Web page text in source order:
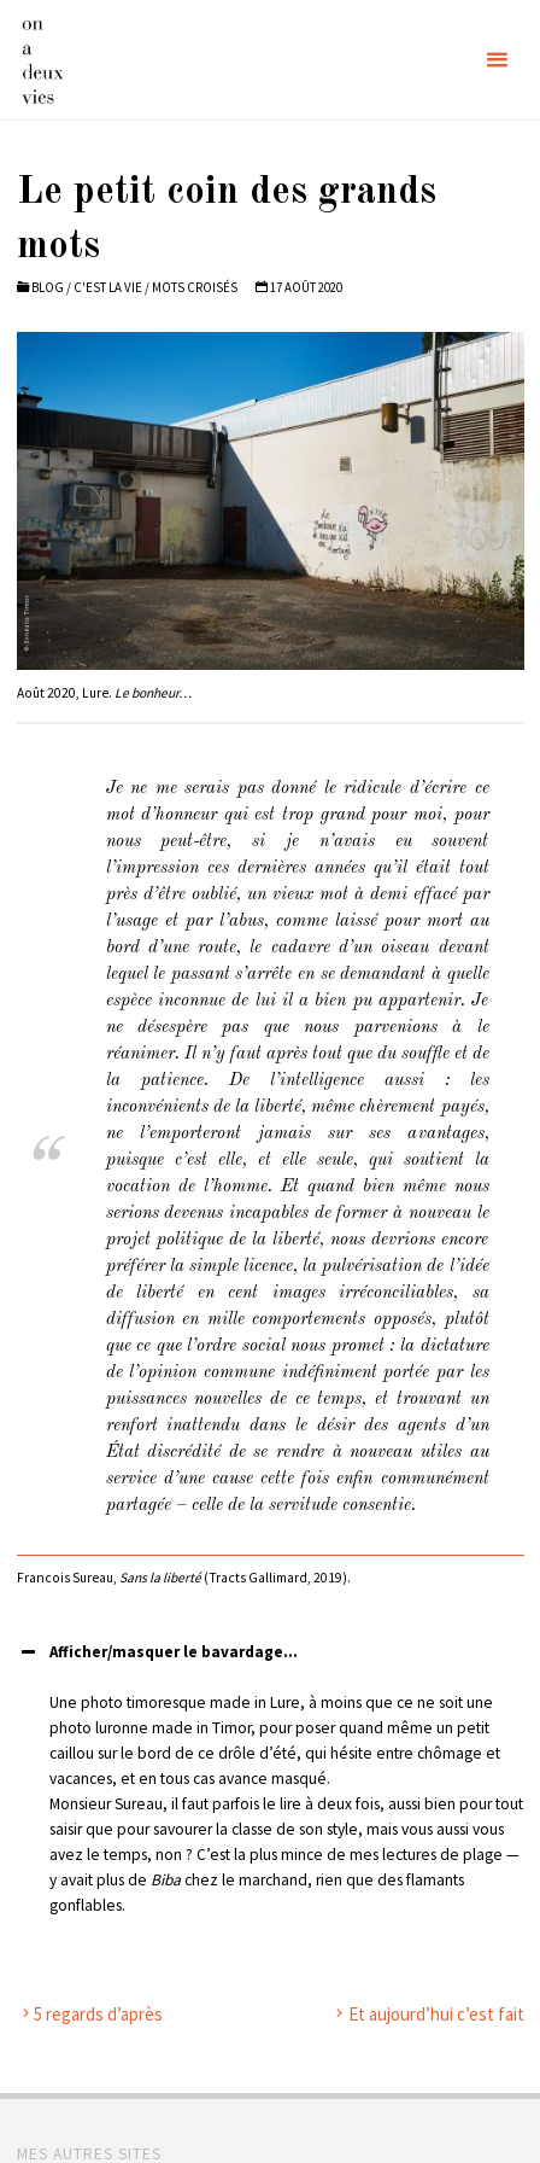
content
Le petit coin des grands
mots
BLOG / C'EST LA VIE / MOTS CROISÉS 17 AOÛT 2020
Août 2020, Lure. Le bonheur…
Je ne me serais pas donné le ridicule d’écrire ce
mot d’honneur qui est trop grand pour moi, pour
nous peut-être, si je n’avais eu souvent
l’impression ces dernières années qu’il était tout
près d’être oublié, un vieux mot à demi effacé par
l’usage et par l’abus, comme laissé pour mort au
bord d’une route, le cadavre d’un oiseau devant
lequel le passant s’arrête en se demandant à quelle
espèce inconnue de lui il a bien pu appartenir. Je
ne désespère pas que nous parvenions à le
réanimer. Il n’y faut après tout que du souffle et de
la patience. De l’intelligence aussi : les
inconvénients de la liberté, même chèrement payés,
ne l’emporteront jamais sur ses avantages,
puisque c’est elle, et elle seule, qui soutient la
vocation de l’homme. Et quand bien même nous
serions devenus incapables de former à nouveau le
projet politique de la liberté, nous devrions encore
préférer la simple licence, la pulvérisation de l’idée
de liberté en cent images irréconciliables, sa
diffusion en mille comportements opposés, plutôt
que ce que l’ordre social nous promet : la dictature
de l’opinion commune indéfiniment portée par les
puissances nouvelles de ce temps, et trouvant un
renfort inattendu dans le désir des agents d’un
État discrédité de se rendre à nouveau utiles au
service d’une cause cette fois enfin communément
partagée – celle de la servitude consentie.
Francois Sureau, Sans la liberté(Tracts Gallimard, 2019).
Afficher/masquer le bavardage...
Une photo timoresque made in Lure, à moins que ce ne soit une
photo luronne made in Timor, pour poser quand même un petit
caillou sur le bord de ce drôle d’été, qui hésite entre chômage et
vacances, et en tous cas avance masqué.
Monsieur Sureau, il faut parfois le lire à deux fois, aussi bien pour tout
saisir que pour savourer la classe de son style, mais vous aussi vous
avez le temps, non ? C’est la plus mince de mes lectures de plage —
y avait plus de Bibachez le marchand, rien que des flamants
gonflables.
5 regards d’après Et aujourd’hui c’est fait
MES AUTRES SITES